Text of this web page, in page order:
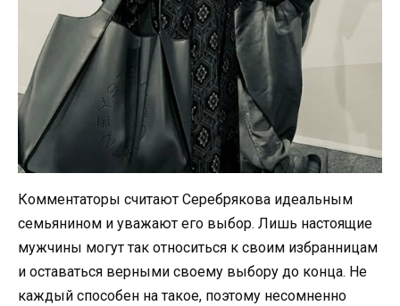
Комментаторы считают Серебрякова идеальным
семьянином и уважают его выбор. Лишь настоящие
мужчины могут так относиться к своим избранницам
и оставаться верными своему выбору до конца. Не
каждый способен на такое, поэтому несомненно